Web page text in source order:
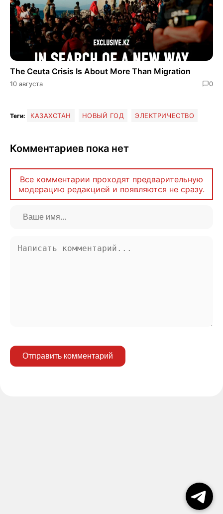
The Ceuta Crisis Is About More Than Migration
10 августа 0
Теги: КАЗАХСТАН НОВЫЙ ГОД ЭЛЕКТРИЧЕСТВО
Комментариев пока нет
Все комментарии проходят предварительную
модерацию редакцией и появляются не сразу.
Отправить комментарий